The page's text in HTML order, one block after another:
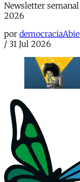
Newsletter
2026
por
/ 31 Jul 2026